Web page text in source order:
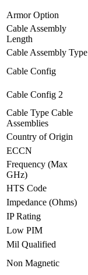
Armor Option
Cable Assembly
Length
Cable Assembly Type
Cable Config
Cable Config 2
Cable Type Cable
Assemblies
Country of Origin
ECCN
Frequency (Max
GHz)
HTS Code
Impedance (Ohms)
IP Rating
Low PIM
Mil Qualified
Non Magnetic